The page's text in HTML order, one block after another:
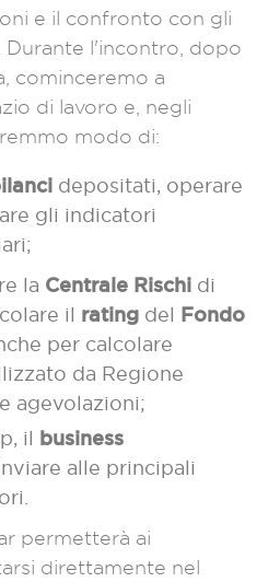
e il confronto con gli
Durante l'incontro, dopo
cominceremo a
di lavoro e, negli
modo di:
depositati, operare
gli indicatori
la Centrale Rischi di
il rating del Fondo
per calcolare
da Regione
agevolazioni;
il business
alle principali
permetterà ai
direttamente nel